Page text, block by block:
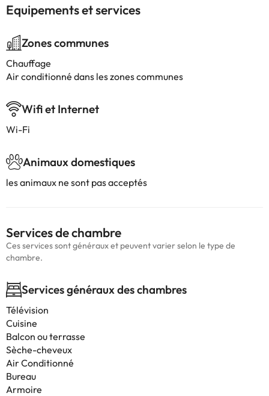
Equipements et services
Zones communes
Chauffage
Air conditionné dans les zones communes
Wifi et Internet
Wi-Fi
Animaux domestiques
les animaux ne sont pas acceptés
Services de chambre
Ces services sont généraux et peuvent varier selon le type de
chambre.
Services généraux des chambres
Télévision
Cuisine
Balcon ou terrasse
Sèche-cheveux
Air Conditionné
Bureau
Armoire